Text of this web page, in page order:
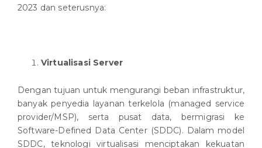
2023 dan seterusnya:
Virtualisasi Server
Dengan tujuan untuk mengurangi beban infrastruktur,
banyak penyedia layanan terkelola (managed service
provider/MSP), serta pusat data, bermigrasi ke
Software-Defined Data Center (SDDC). Dalam model
SDDC, teknologi virtualisasi menciptakan kekuatan